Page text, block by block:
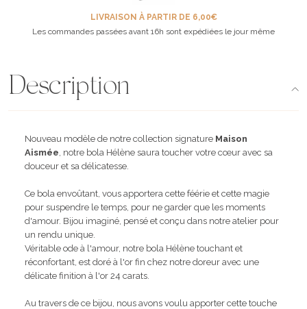
LIVRAISON À PARTIR DE 6,00€
Les commandes passées avant 16h sont expédiées le jour même
Description
Nouveau modèle de notre collection signature Maison
Aismée , notre bola Hélène saura toucher votre cœur avec sa
douceur et sa délicatesse.
Ce bola envoûtant, vous apportera cette féérie et cette magie
pour suspendre le temps, pour ne garder que les moments
d'amour. Bijou imaginé, pensé et conçu dans notre atelier pour
un rendu unique.
Véritable ode à l'amour, notre bola Hélène touchant et
réconfortant, est doré à l'or fin chez notre doreur avec une
délicate finition à l'or 24 carats.
Au travers de ce bijou, nous avons voulu apporter cette touche